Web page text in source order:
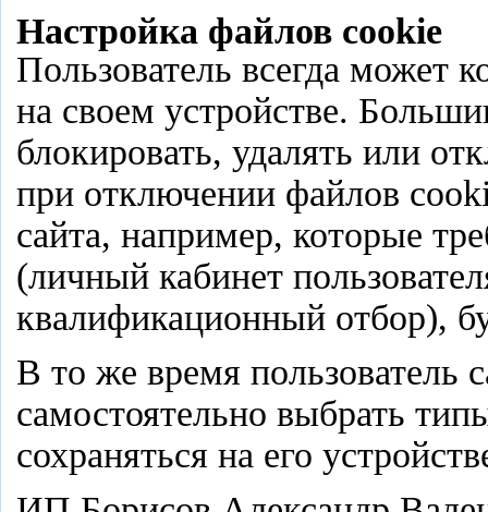
Настройка файлов cookie
Пользователь всегда может
на своем устройстве.
блокировать, удалять или
при отключении файлов
сайта, например, которые
(личный кабинет
квалификационный отбор),
В то же время пользователь
самостоятельно выбрать
сохраняться на его